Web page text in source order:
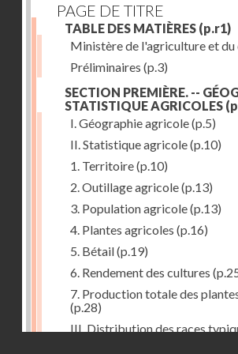
PAGE DE TITRE
TABLE DES MATIÈRES (p.r1)
Ministère de l'agriculture et du
Préliminaires (p.3)
SECTION PREMIÈRE. --
STATISTIQUE AGRICOLES
I. Géographie agricole(p.5)
II. Statistique agricole(p.10)
1. Territoire(p.10)
2. Outillage agricole(p.13)
3. Population agricole(p.13)
4. Plantes agricoles (p.16)
5. Bétail(p.19)
6. Rendement des cultures
7. Production totale des
(p.28)
III. Distribution des races